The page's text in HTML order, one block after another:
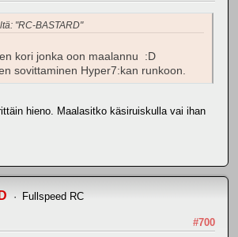
"RC-BASTARD"
kori jonka oon maalannu :D
sovittaminen Hyper7:kan runkoon.
hieno. Maalasitko käsiruiskulla vai ihan
Fullspeed RC
#700